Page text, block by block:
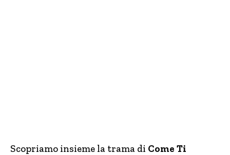
Scopriamo insieme la trama di Come Ti